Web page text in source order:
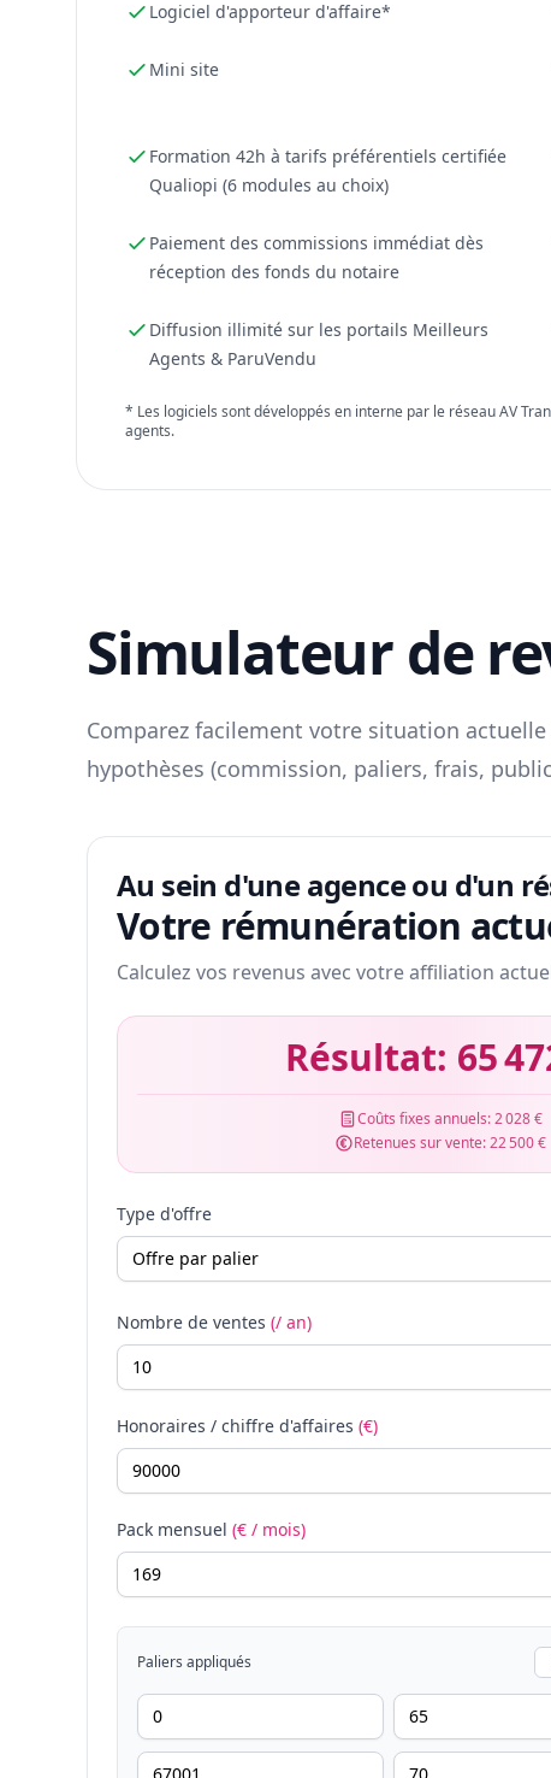
Logiciel d'apporteur d'affaire*
Mini site
Formation 42h à tarifs préférentiels certifiée
Qualiopi (6 modules au choix)
Paiement des commissions immédiat dès
réception des fonds du notaire
Diffusion illimité sur les portails Meilleurs
Agents & ParuVendu
* Les logiciels sont développés en interne par le réseau AV
agents.
Simulateur de
Comparez facilement votre situation
hypothèses (commission, paliers, frais,
Au sein d'une agence ou d'un
Votre rémunération
Calculez vos revenus avec votre affiliation
Résultat: 65
Coûts fixes annuels:2 028 €
Retenues sur vente:22 500 €
Type d'offre
Nombre de ventes (/ an)
Honoraires / chiffre d'affaires (€)
Pack mensuel (€ / mois)
Paliers appliqués